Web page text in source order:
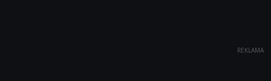
REKLAMA